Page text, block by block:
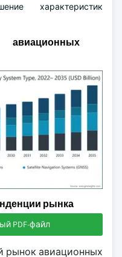
характеристик
рынка
PDF-файл
рынок авиационных